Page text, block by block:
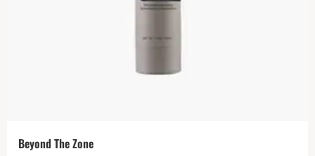
Beyond The Zone